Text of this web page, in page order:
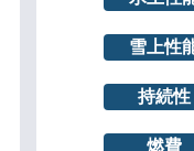
雪上性
持続性
燃費